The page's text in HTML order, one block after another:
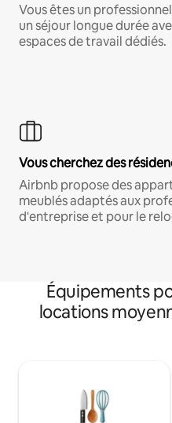
Vous êtes un
un séjour longue durée
espaces de travail dédiés.
Vous cherchez des
Airbnb propose des
meublés adaptés aux
d'entreprise et pour le
Équipements
locations